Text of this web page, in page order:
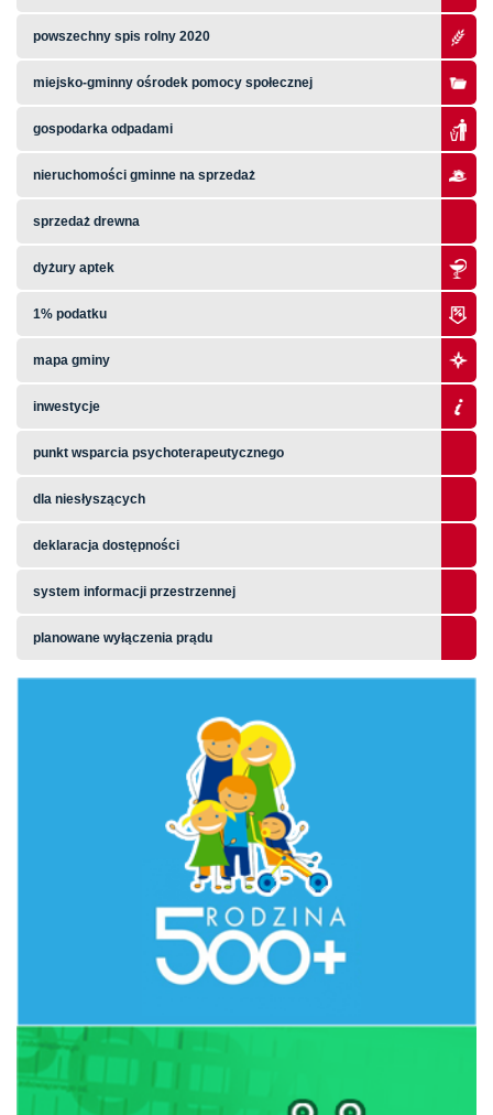
powszechny spis rolny 2020
miejsko-gminny ośrodek pomocy społecznej
gospodarka odpadami
nieruchomości gminne na sprzedaż
sprzedaż drewna
dyżury aptek
1% podatku
mapa gminy
inwestycje
punkt wsparcia psychoterapeutycznego
dla niesłyszących
deklaracja dostępności
system informacji przestrzennej
planowane wyłączenia prądu